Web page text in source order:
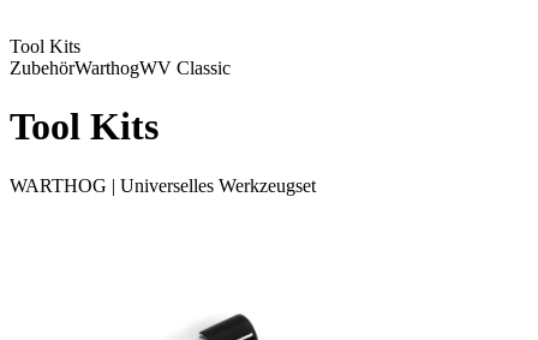
Tool Kits
ZubehörWarthogWV Classic
Tool Kits
WARTHOG | Universelles Werkzeugset